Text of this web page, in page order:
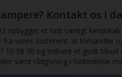
design. Med sin gode
og moderne indretning får
en camper, der føles som en
større model – uden at være det.
Kontakt os i
opbygget et helt særligt
vores sortiment. Vi
98 70 og indhent et godt
samt rådgivning i forbindelse